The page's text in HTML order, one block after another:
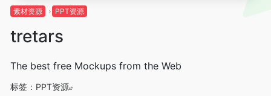
素材资源 PPT资源
tretars
The best free Mockups from the Web
标签： PPT资源